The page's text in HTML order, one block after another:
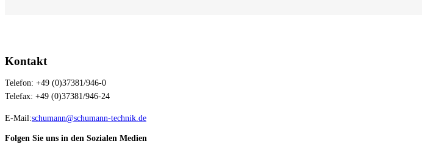
Kontakt
Telefon: +49 (0)37381/946-0
Telefax: +49 (0)37381/946-24
E-Mail:schumann@schumann-technik.de
Folgen Sie uns in den Sozialen Medien